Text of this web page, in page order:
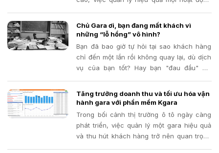
hết. Phần mềm quản lý gara đã và đang
chứng minh là một công cụ đắc lực, giúp
các gara tối ưu hóa quy trình, nâng cao
chất lượng dịch vụ và tăng trưởng doanh
Chủ Gara ơi, bạn đang mất khách vì
những “lỗ hổng” vô hình?
Bạn đã bao giờ tự hỏi tại sao khách hàng
chỉ đến một lần rồi không quay lại, dù dịch
vụ của bạn tốt? Hay bạn "đau đầu" khi
nhưng không biết ai là khách hàng thân
thiết, ai cần chăm sóc đặc biệt?
Tăng trưởng doanh thu và tối ưu hóa vận
hành gara với phần mềm Kgara
Trong bối cảnh thị trường ô tô ngày càng
phát triển, việc quản lý một gara hiệu quả
và thu hút khách hàng trở nên quan trọng